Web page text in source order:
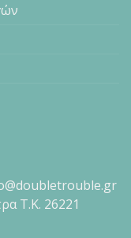
Τ.Κ. 26221